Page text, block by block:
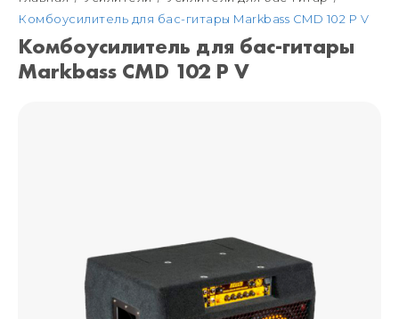
Интернет-магазин
+7 (925) 125-54-44
Москва
+7 (925) 176-55-65
Комбоусилитель для бас-гитары Markbass CMD 102 P V
Комбоусилитель для бас-гитары
Markbass CMD 102 P V